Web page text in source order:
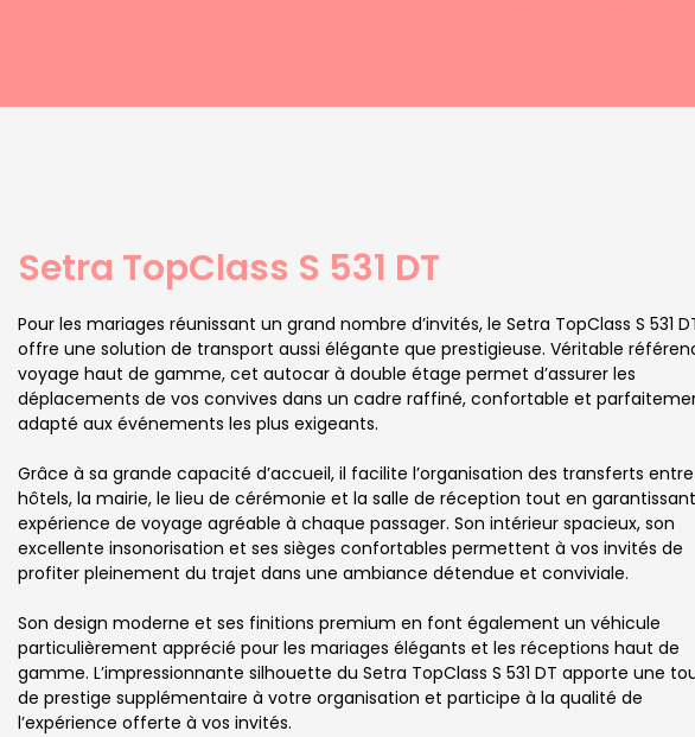
Setra TopClass S 531 DT
Pour les mariages réunissant un grand nombre d’invités, le Setra TopClass S 531
offre une solution de transport aussi élégante que prestigieuse. Véritable
voyage haut de gamme, cet autocar à double étage permet d’assurer les
déplacements de vos convives dans un cadre raffiné, confortable et
adapté aux événements les plus exigeants.
Grâce à sa grande capacité d’accueil, il facilite l’organisation des transferts
hôtels, la mairie, le lieu de cérémonie et la salle de réception tout en
expérience de voyage agréable à chaque passager. Son intérieur spacieux, son
excellente insonorisation et ses sièges confortables permettent à vos invités de
profiter pleinement du trajet dans une ambiance détendue et conviviale.
Son design moderne et ses finitions premium en font également un véhicule
particulièrement apprécié pour les mariages élégants et les réceptions haut de
gamme. L’impressionnante silhouette du Setra TopClass S 531 DT apporte une
de prestige supplémentaire à votre organisation et participe à la qualité de
l’expérience offerte à vos invités.